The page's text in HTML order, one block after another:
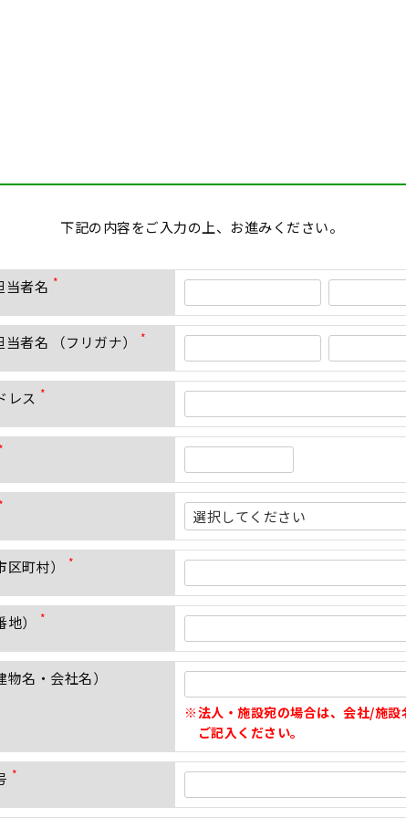
下記の内容をご入力の上、お進みください。
当者名
必
須
者名 （フリガナ）
必
須
レス
必
須
町村）
必
須
）
必
須
)
名・会社名）
法人・施設宛の場合は、会社/施設
ご記入ください。
必